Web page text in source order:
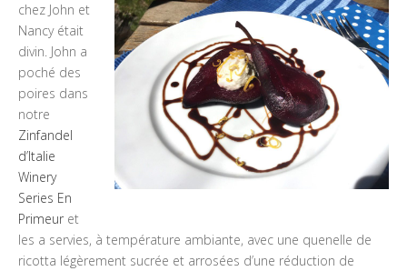
chez John et
Nancy était
divin. John a
poché des
poires dans
notre
Zinfandel
d’Italie
Winery
Series En
Primeur et
les a servies, à température ambiante, avec une quenelle de
ricotta légèrement sucrée et arrosées d’une réduction de